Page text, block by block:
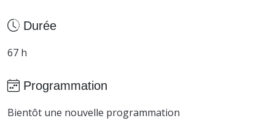
Durée
67 h
Programmation
Bientôt une nouvelle programmation